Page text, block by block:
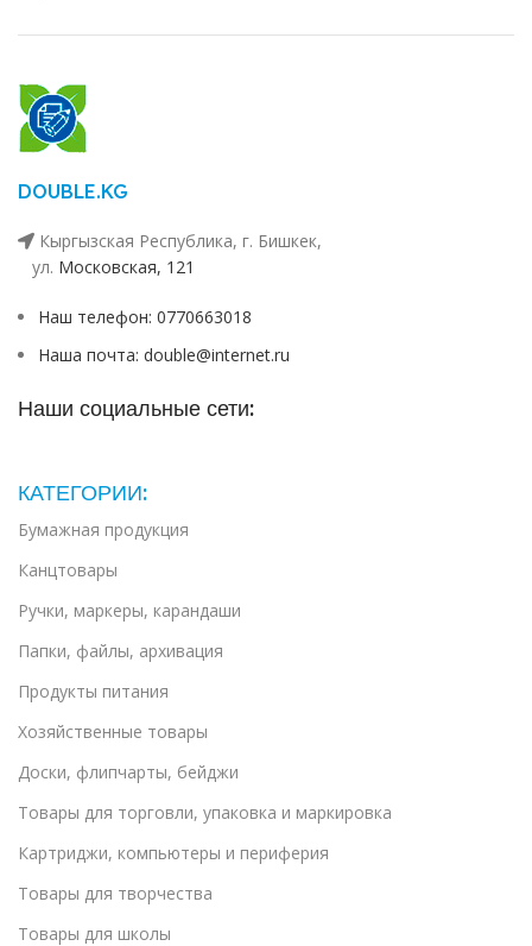
DOUBLE.KG
Кыргызская Республика, г. Бишкек,
ул. ​ Московская, 121
Наш телефон: 0770663018
Наша почта: double@internet.ru
Наши социальные сети:
КАТЕГОРИИ:
Бумажная продукция
Канцтовары
Ручки, маркеры, карандаши
Папки, файлы, архивация
Продукты питания
Хозяйственные товары
Доски, флипчарты, бейджи
Товары для торговли, упаковка и маркировка
Картриджи, компьютеры и периферия
Товары для творчества
Товары для школы